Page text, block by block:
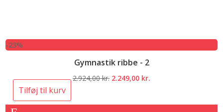
-23%
Gymnastik ribbe - 2
2.924,00kr. Den
2.249,00 kr.
Tilføj til kurv